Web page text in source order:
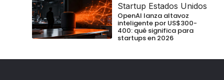
Startup Estados Unidos
OpenAI lanza altavoz
inteligente por US$300-
400: qué significa para
startups en 2026